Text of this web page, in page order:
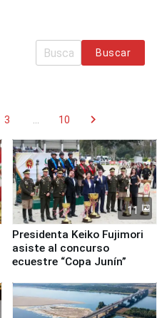
Buscar
3 ... 10 chevron_right
11
Presidenta Keiko Fujimori
asiste al concurso
ecuestre “Copa Junín”